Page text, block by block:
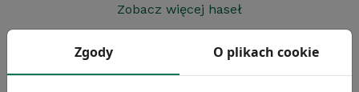
Zobacz więcej haseł
Zgody O plikach cookie